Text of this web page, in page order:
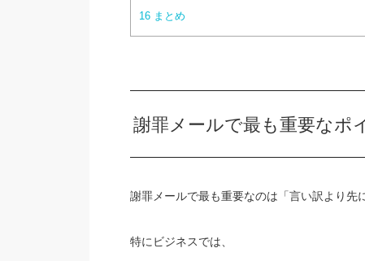
16まとめ
謝罪メールで最も重要なポ
謝罪メールで最も重要なのは「言い訳より先
特にビジネスでは、